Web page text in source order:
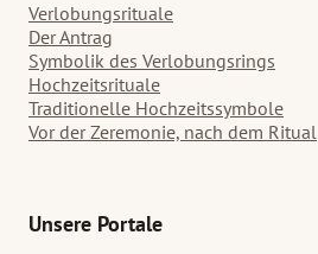
Verlobungsrituale
Der Antrag
Symbolik des Verlobungsrings
Hochzeitsrituale
Traditionelle Hochzeitssymbole
Vor der Zeremonie, nach dem Ritual
Unsere Portale